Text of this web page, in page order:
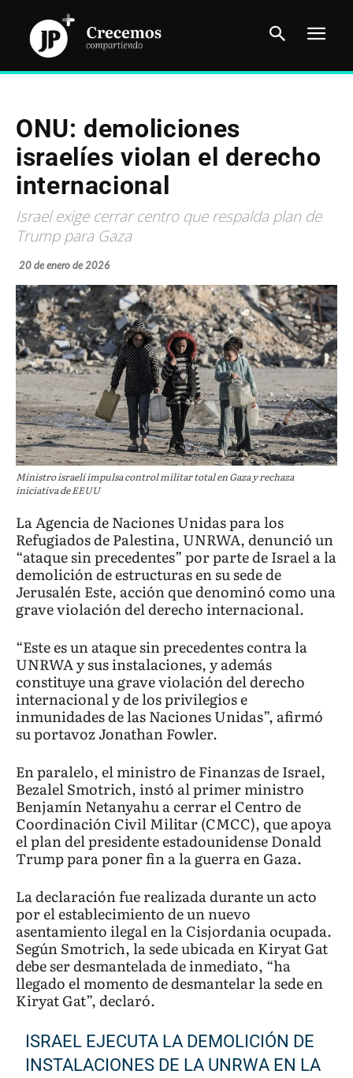
ONU: demoliciones
israelíes violan el derecho
internacional
Israel exige cerrar centro que respalda plan de
Trump para Gaza
20 de enero de 2026
Ministro israelí impulsa control militar total en Gaza y rechaza
iniciativa de EEUU
La Agencia de Naciones Unidas para los
Refugiados de Palestina, UNRWA, denunció un
“ataque sin precedentes” por parte de Israel a la
demolición de estructuras en su sede de
Jerusalén Este, acción que denominó como una
grave violación del derecho internacional.
“Este es un ataque sin precedentes contra la
UNRWA y sus instalaciones, y además
constituye una grave violación del derecho
internacional y de los privilegios e
inmunidades de las Naciones Unidas”, afirmó
su portavoz Jonathan Fowler.
En paralelo, el ministro de Finanzas de Israel,
Bezalel Smotrich, instó al primer ministro
Benjamín Netanyahu a cerrar el Centro de
Coordinación Civil Militar (CMCC), que apoya
el plan del presidente estadounidense Donald
Trump para poner fin a la guerra en Gaza.
La declaración fue realizada durante un acto
por el establecimiento de un nuevo
asentamiento ilegal en la Cisjordania ocupada.
Según Smotrich, la sede ubicada en Kiryat Gat
debe ser desmantelada de inmediato, “ha
llegado el momento de desmantelar la sede en
Kiryat Gat”, declaró.
ISRAEL EJECUTA LA DEMOLICIÓN DE
INSTALACIONES DE LA UNRWA EN LA